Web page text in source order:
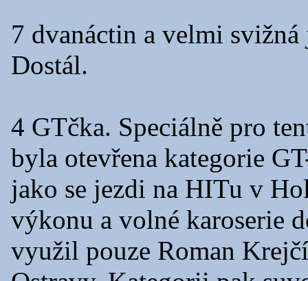
7 dvanáctin a velmi
Dostál.
4 GTčka. Speciálně pro
byla otevřena kategorie
jako se jezdi na HITu v
výkonu a volné karoserie
využil pouze Roman